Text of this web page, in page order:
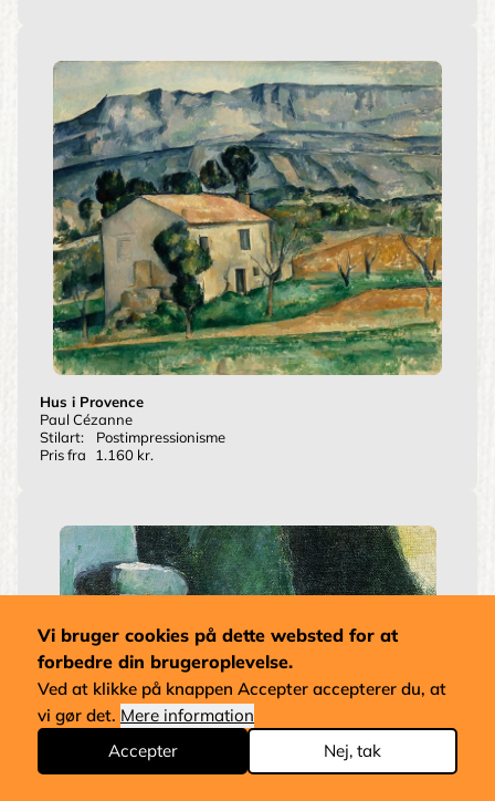
Hus i Provence
Paul Cézanne
Stilart:
Postimpressionisme
Pris fra
1.160 kr.
Vi bruger cookies på dette websted for at
forbedre din brugeroplevelse.
Ved at klikke på knappen Accepter accepterer du, at
vi gør det. Mere information
Accepter
Nej, tak